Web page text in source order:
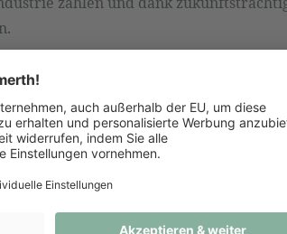
uns im Geschäft bestellen.